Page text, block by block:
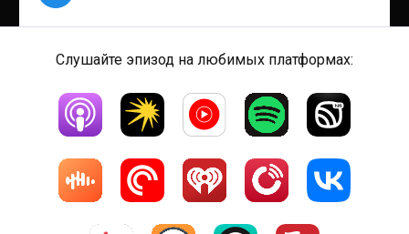
Слушайте эпизод на любимых платформах: